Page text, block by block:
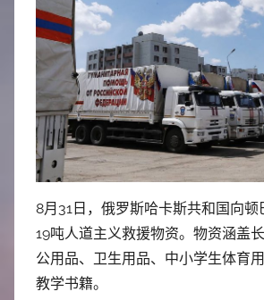
8月31日，俄罗斯哈卡斯共和国向顿
19吨人道主义救援物资。物资涵盖
公用品、卫生用品、中小学生体育
教学书籍。